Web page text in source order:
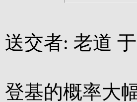
送交者: 老道
登基的概率大